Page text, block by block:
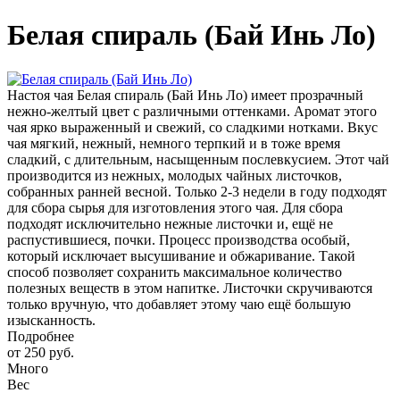
Белая спираль (Бай Инь Ло)
Настоя чая Белая спираль (Бай Инь Ло) имеет прозрачный
нежно-желтый цвет с различными оттенками. Аромат этого
чая ярко выраженный и свежий, со сладкими нотками. Вкус
чая мягкий, нежный, немного терпкий и в тоже время
сладкий, с длительным, насыщенным послевкусием. Этот чай
производится из нежных, молодых чайных листочков,
собранных ранней весной. Только 2-3 недели в году подходят
для сбора сырья для изготовления этого чая. Для сбора
подходят исключительно нежные листочки и, ещё не
распустившиеся, почки. Процесс производства особый,
который исключает высушивание и обжаривание. Такой
способ позволяет сохранить максимальное количество
полезных веществ в этом напитке. Листочки скручиваются
только вручную, что добавляет этому чаю ещё большую
изысканность.
Подробнее
от 250 руб.
Много
Вес